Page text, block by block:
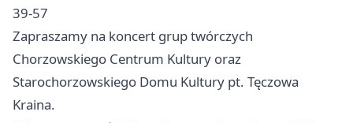
39-57
Zapraszamy na koncert grup twórczych
Chorzowskiego Centrum Kultury oraz
Starochorzowskiego Domu Kultury pt. Tęczowa
Kraina.